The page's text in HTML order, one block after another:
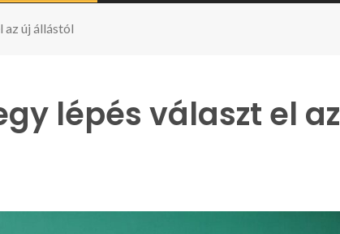
az új állástól
lépés választ el az